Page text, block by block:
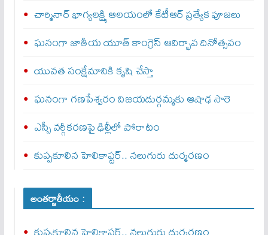
చార్మినార్‌ భాగ్యలక్ష్మి ఆలయంలో కేటీఆర్ ప్రత్యేక పూజలు
ఘనంగా జాతీయ యూత్‌ కాంగ్రెస్‌ ఆవిర్భావ దినోత్సవం
యువత సంక్షేమానికి కృషి చేస్తా
ఘనంగా గణపేశ్వరం విజయదుర్గమ్మకు ఆషాఢ సారె
ఎస్సీ వర్గీకరణపై ఢిల్లీలో పోరాటం
కుప్పకూలిన హెలికాప్టర్‌.. నలుగురు దుర్మరణం
అంతర్జాతీయం :